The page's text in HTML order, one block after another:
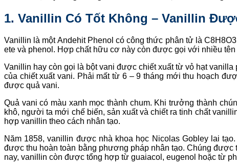
1. Vanillin Có Tốt Không – Vanillin
Vanillin là một Andehit Phenol có công thức phân tử là
ete và phenol. Hợp chất hữu cơ này còn được gọi với nhiều
Vanillin hay còn gọi là bột vani được chiết xuất từ vỏ hạt
của chiết xuất vani. Phải mất từ 6 – 9 tháng mới thu hoạch
được quả vani.
Quả vani có màu xanh mọc thành chum. Khi trưởng thành
khô, người ta mới chế biến, sản xuất và chiết ra tinh chất
hợp vanillin theo cách nhân tạo.
Năm 1858, vanillin được nhà khoa học Nicolas Gobley lai
được thu hoàn toàn bằng phương pháp nhân tạo. Chúng
nay, vanillin còn được tổng hợp từ guaiacol, eugenol hoặc từ